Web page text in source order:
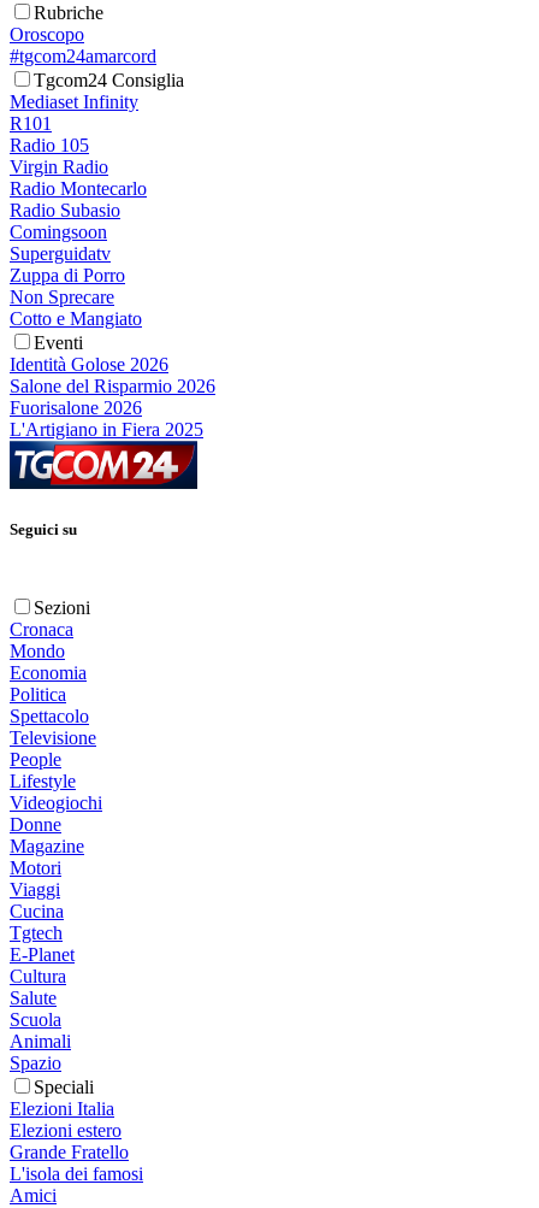
Rubriche
Oroscopo
#tgcom24amarcord
Tgcom24 Consiglia
Mediaset Infinity
R101
Radio 105
Virgin Radio
Radio Montecarlo
Radio Subasio
Comingsoon
Superguidatv
Zuppa di Porro
Non Sprecare
Cotto e Mangiato
Eventi
Identità Golose 2026
Salone del Risparmio 2026
Fuorisalone 2026
L'Artigiano in Fiera 2025
Seguici su
Sezioni
Cronaca
Mondo
Economia
Politica
Spettacolo
Televisione
People
Lifestyle
Videogiochi
Donne
Magazine
Motori
Viaggi
Cucina
Tgtech
E-Planet
Cultura
Salute
Scuola
Animali
Spazio
Speciali
Elezioni Italia
Elezioni estero
Grande Fratello
L'isola dei famosi
Amici